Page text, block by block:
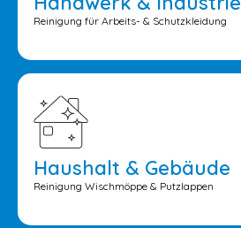
Reinigung für Arbeits- & Schutzkleidung
Haushalt & Gebäude
Reinigung Wischmöppe & Putzlappen